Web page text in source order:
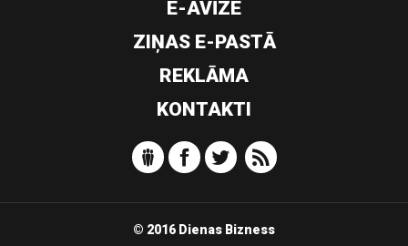
E-AVĪZE
ZIŅAS E-PASTĀ
REKLĀMA
KONTAKTI
© 2016 Dienas Bizness